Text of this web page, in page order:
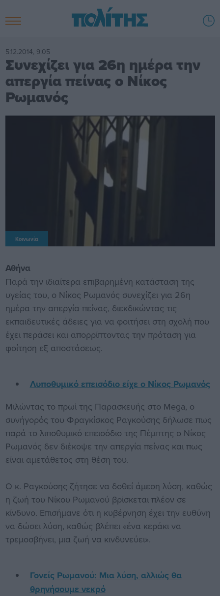
5.12.2014, 9:05
Συνεχίζει για 26η ημέρα την
απεργία πείνας ο Νίκος
Ρωμανός
Κοινωνία
Αθήνα
Παρά την ιδιαίτερα επιβαρημένη κατάσταση της
υγείας του, ο Νίκος Ρωμανός συνεχίζει για 26η
ημέρα την απεργία πείνας, διεκδικώντας τις
εκπαιδευτικές άδειες για να φοιτήσει στη σχολή που
έχει περάσει και απορρίπτοντας την πρόταση για
φοίτηση εξ αποστάσεως.
Λυποθυμικό επεισόδιο είχε ο Νίκος Ρωμανός
Μιλώντας το πρωί της Παρασκευής στο Mega, ο
συνήγορός του Φραγκίσκος Ραγκούσης δήλωσε πως
παρά το λιποθυμικό επεισόδιο της Πέμπτης ο Νίκος
Ρωμανός δεν διέκοψε την απεργία πείνας και πως
είναι αμετάθετος στη θέση του.
Ο κ. Ραγκούσης ζήτησε να δοθεί άμεση λύση, καθώς
η ζωή του Νίκου Ρωμανού βρίσκεται πλέον σε
κίνδυνο. Επισήμανε ότι η κυβέρνηση έχει την ευθύνη
να δώσει λύση, καθώς βλέπει «ένα κεράκι να
τρεμοσβήνει, μια ζωή να κινδυνεύει».
Γονείς Ρωμανού: Μια λύση, αλλιώς θα
θρηνήσουμε νεκρό